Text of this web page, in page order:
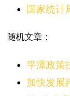
国家统计
随机文章：
平潭政策
加快发展